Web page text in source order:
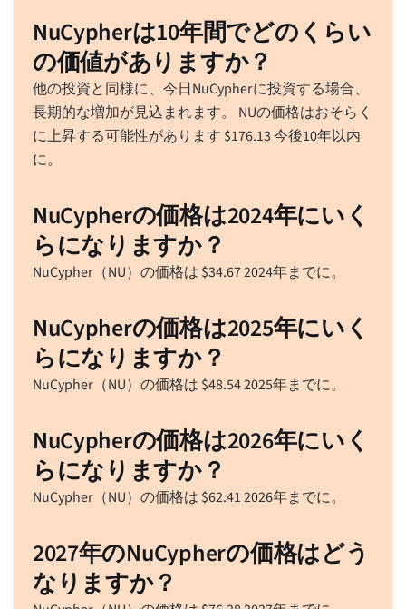
NuCypherは10年間でどのくらい
の価値がありますか？
他の投資と同様に、今日NuCypherに投資する場合、
長期的な増加が見込まれます。 NUの価格はおそらく
に上昇する可能性があります $176.13今後10年以内
に。
NuCypherの価格は2024年にいく
らになりますか？
NuCypher（NU）の価格は $34.672024年までに。
NuCypherの価格は2025年にいく
らになりますか？
NuCypher（NU）の価格は $48.542025年までに。
NuCypherの価格は2026年にいく
らになりますか？
NuCypher（NU）の価格は $62.412026年までに。
2027年のNuCypherの価格はどう
なりますか？